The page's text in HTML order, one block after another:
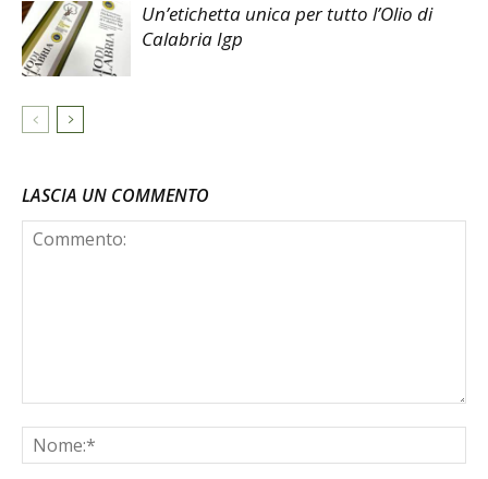
Un’etichetta unica per tutto l’Olio di
Calabria Igp
LASCIA UN COMMENTO